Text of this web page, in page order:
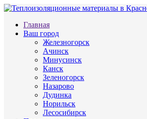
Главная
Ваш город
Железногорск
Ачинск
Минусинск
Канск
Зеленогорск
Назарово
Дудинка
Норильск
Лесосибирск